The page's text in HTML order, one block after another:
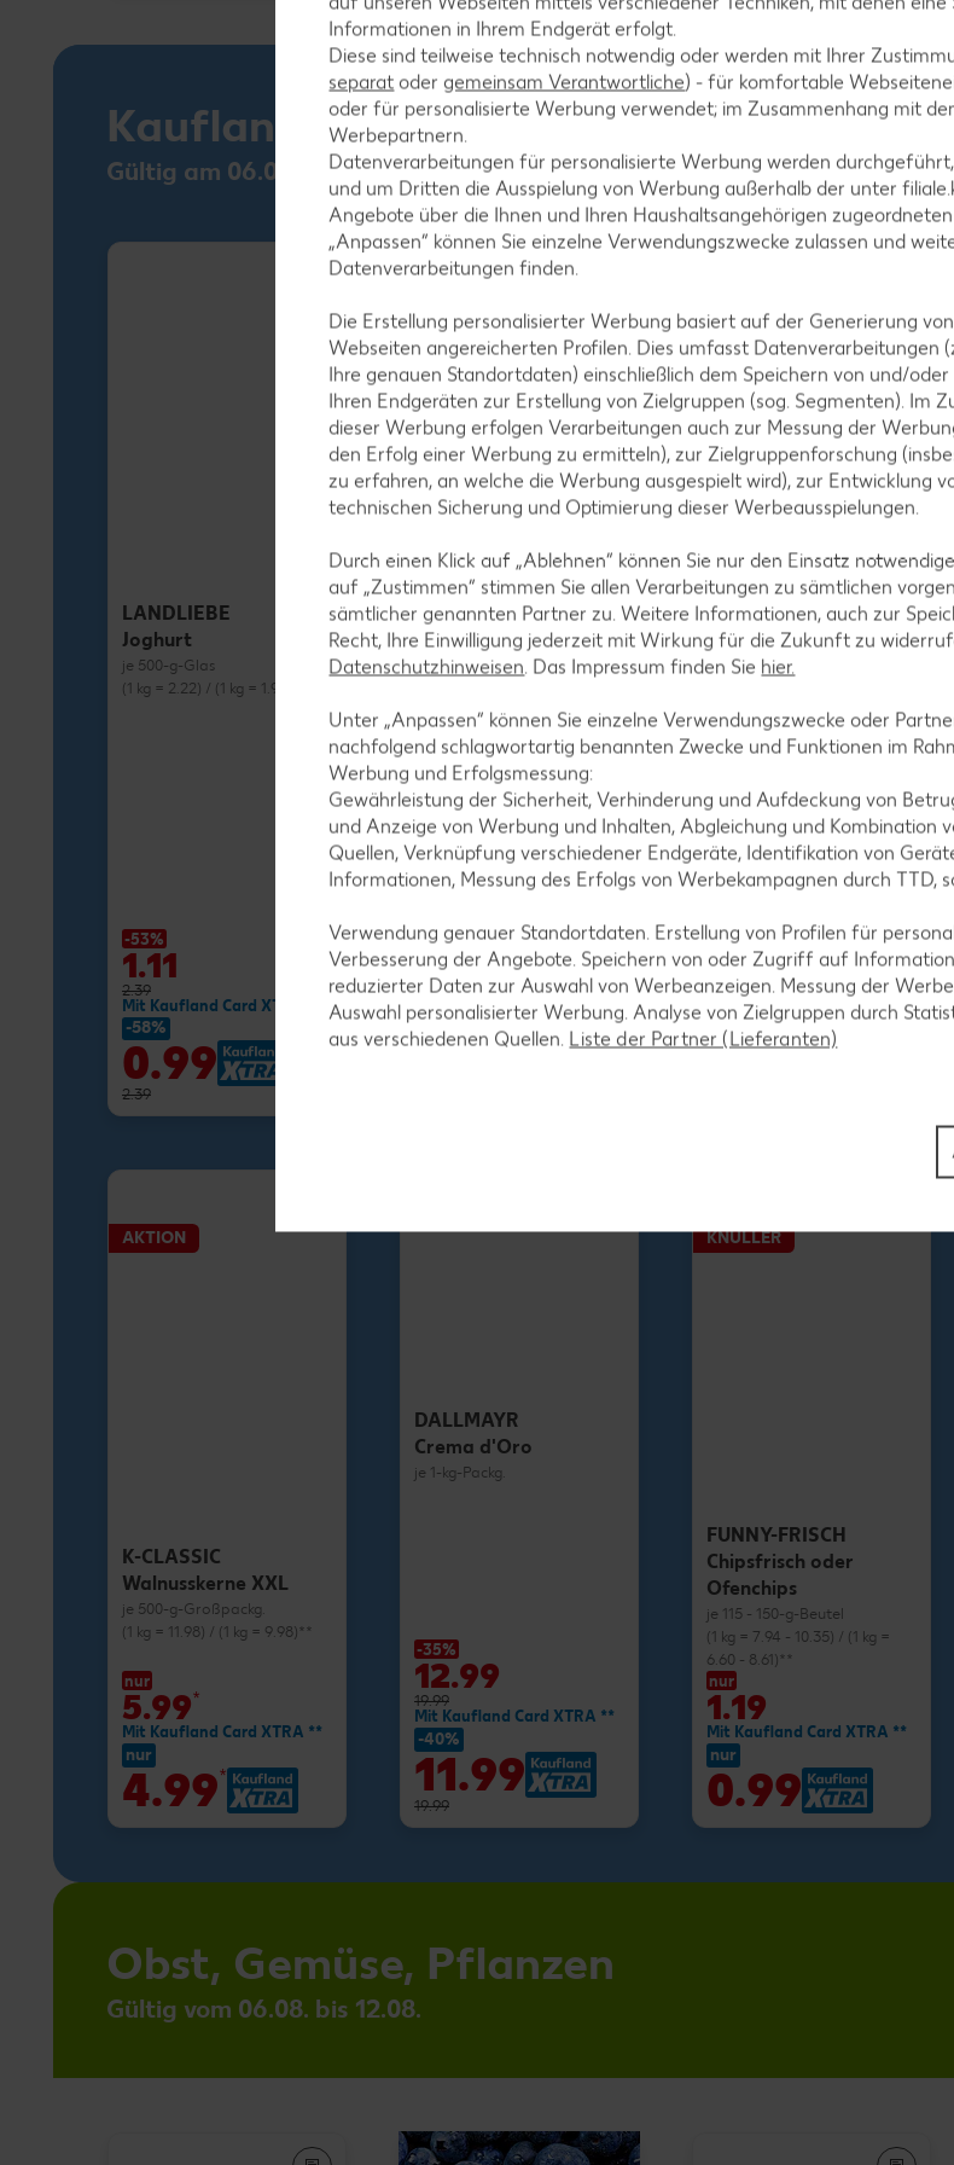
Kaufland Card XTRA
Gültig am 06.08.
LANDLIEBE
Joghurt
je 500-g-Glas
(1 kg = 2.22) / (1 kg = 1.98)**
-53%
1.11
2.39
Mit Kaufland Card XTRA **
-58%
0.99
2.39
MILRAM
Buttermilch-Drink
je 750-g-Fl.
-27%
1.29
1.79
Mit Kaufland Card XTRA **
-37%
1.11
MILRAM
Körniger Frischkäse
je 200-g-Packg.
-23%
1.29
1.69
Mit Kaufland Card XTRA **
-34%
1.11
AKTION
K-CLASSIC
Walnusskerne XXL
je 500-g-Großpackg.
(1 kg = 11.98) / (1 kg = 9.98)**
nur
5.99*
Mit Kaufland Card XTRA **
nur
4.99*
DALLMAYR
Crema d'Oro
je 1-kg-Packg.
-35%
12.99
19.99
Mit Kaufland Card XTRA **
-40%
11.99
19.99
KNÜLLER
FUNNY-FRISCH
Chipsfrisch oder
Ofenchips
je 115 - 150-g-Beutel
(1 kg = 7.94 - 10.35) / (1 kg =
6.60 - 8.61)**
nur
1.19
Mit Kaufland Card XTRA **
nur
0.99
Obst, Gemüse, Pflanzen
Gültig vom 06.08. bis 12.08.
Informationen in Ihrem Endgerät erfolgt.
Diese sind teilweise technisch notwendig oder werden mit Ihrer
separat oder gemeinsam Verantwortliche) - für komfortable
oder für personalisierte Werbung verwendet; im Zusammenhang mit
Werbepartnern.
Datenverarbeitungen für personalisierte Werbung werden
und um Dritten die Ausspielung von Werbung außerhalb der unter
Angebote über die Ihnen und Ihren Haushaltsangehörigen
„Anpassen“ können Sie einzelne Verwendungszwecke zulassen und
Datenverarbeitungen finden.
Die Erstellung personalisierter Werbung basiert auf der Generierung
Webseiten angereicherten Profilen. Dies umfasst Datenverarbeitungen
Ihre genauen Standortdaten) einschließlich dem Speichern von und/
Ihren Endgeräten zur Erstellung von Zielgruppen (sog. Segmenten). Im
dieser Werbung erfolgen Verarbeitungen auch zur Messung der
den Erfolg einer Werbung zu ermitteln), zur Zielgruppenforschung
zu erfahren, an welche die Werbung ausgespielt wird), zur Entwicklung
technischen Sicherung und Optimierung dieser Werbeausspielungen.
Durch einen Klick auf „Ablehnen“ können Sie nur den Einsatz
auf „Zustimmen“ stimmen Sie allen Verarbeitungen zu sämtlichen
sämtlicher genannten Partner zu. Weitere Informationen, auch zur
Recht, Ihre Einwilligung jederzeit mit Wirkung für die Zukunft zu
Datenschutzhinweisen. Das Impressum finden Sie hier.
Unter „Anpassen“ können Sie einzelne Verwendungszwecke oder
nachfolgend schlagwortartig benannten Zwecke und Funktionen im
Werbung und Erfolgsmessung:
Gewährleistung der Sicherheit, Verhinderung und Aufdeckung von
und Anzeige von Werbung und Inhalten, Abgleichung und Kombination
Quellen, Verknüpfung verschiedener Endgeräte, Identifikation von
Informationen, Messung des Erfolgs von Werbekampagnen durch TTD,
Verwendung genauer Standortdaten. Erstellung von Profilen für
Verbesserung der Angebote. Speichern von oder Zugriff auf
reduzierter Daten zur Auswahl von Werbeanzeigen. Messung der
Auswahl personalisierter Werbung. Analyse von Zielgruppen durch
aus verschiedenen Quellen. Liste der Partner (Lieferanten)